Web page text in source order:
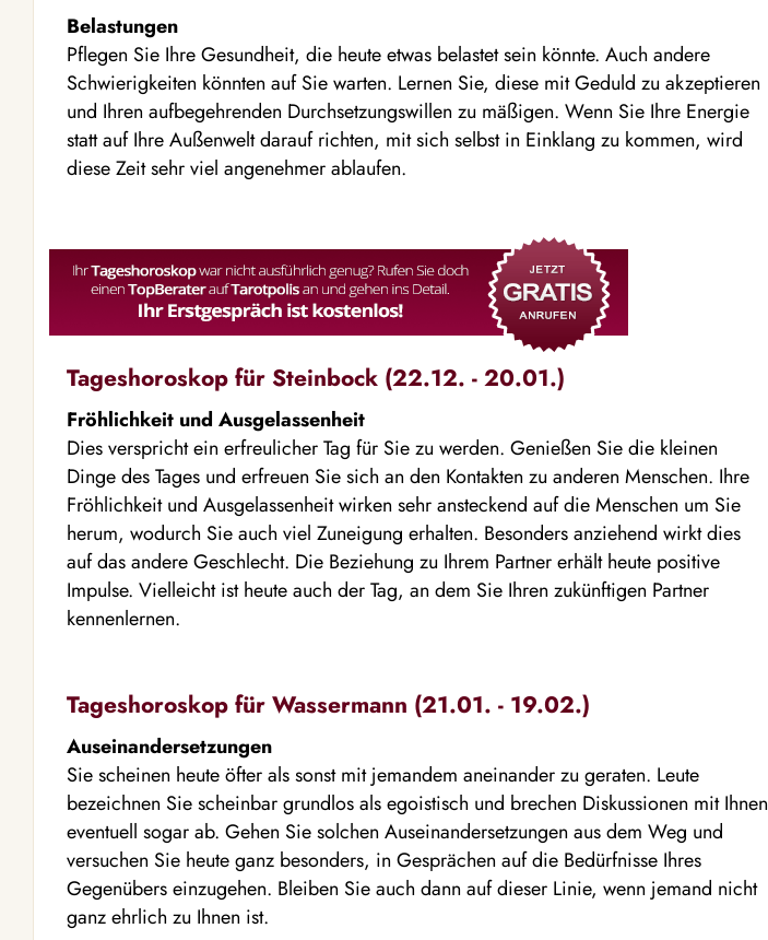
Belastungen
Pflegen Sie Ihre Gesundheit, die heute etwas belastet sein könnte. Auch andere
Schwierigkeiten könnten auf Sie warten. Lernen Sie, diese mit Geduld zu akzeptieren
und Ihren aufbegehrenden Durchsetzungswillen zu mäßigen. Wenn Sie Ihre Energie
statt auf Ihre Außenwelt darauf richten, mit sich selbst in Einklang zu kommen, wird
diese Zeit sehr viel angenehmer ablaufen.
Tageshoroskop für Steinbock (22.12. - 20.01.)
Fröhlichkeit und Ausgelassenheit
Dies verspricht ein erfreulicher Tag für Sie zu werden. Genießen Sie die kleinen
Dinge des Tages und erfreuen Sie sich an den Kontakten zu anderen Menschen. Ihre
Fröhlichkeit und Ausgelassenheit wirken sehr ansteckend auf die Menschen um Sie
herum, wodurch Sie auch viel Zuneigung erhalten. Besonders anziehend wirkt dies
auf das andere Geschlecht. Die Beziehung zu Ihrem Partner erhält heute positive
Impulse. Vielleicht ist heute auch der Tag, an dem Sie Ihren zukünftigen Partner
kennenlernen.
Tageshoroskop für Wassermann (21.01. - 19.02.)
Auseinandersetzungen
Sie scheinen heute öfter als sonst mit jemandem aneinander zu geraten. Leute
bezeichnen Sie scheinbar grundlos als egoistisch und brechen Diskussionen mit Ihnen
eventuell sogar ab. Gehen Sie solchen Auseinandersetzungen aus dem Weg und
versuchen Sie heute ganz besonders, in Gesprächen auf die Bedürfnisse Ihres
Gegenübers einzugehen. Bleiben Sie auch dann auf dieser Linie, wenn jemand nicht
ganz ehrlich zu Ihnen ist.